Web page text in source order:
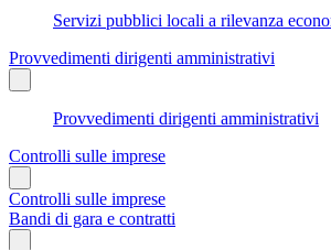
Servizi pubblici locali a rilevanza
Provvedimenti dirigenti amministrativi
Provvedimenti dirigenti amministrativi
Controlli sulle imprese
Controlli sulle imprese
Bandi di gara e contratti